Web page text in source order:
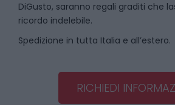
DiGusto, saranno regali graditi che
ricordo indelebile.
Spedizione in tutta Italia e all’estero.
RICHIEDI